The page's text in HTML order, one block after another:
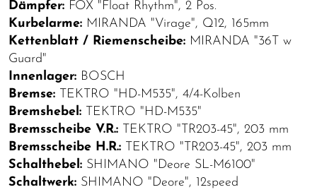
Dämpfer: FOX "Float Rhythm", 2 Pos.
Kurbelarme: MIRANDA "Virage", Q12, 165mm
Kettenblatt / Riemenscheibe: MIRANDA "36T w
Guard"
Innenlager: BOSCH
Bremse: TEKTRO "HD-M535", 4/4-Kolben
Bremshebel: TEKTRO "HD-M535"
Bremsscheibe V.R.: TEKTRO "TR203-45", 203 mm
Bremsscheibe H.R.: TEKTRO "TR203-45", 203 mm
Schalthebel: SHIMANO "Deore SL-M6100"
Schaltwerk: SHIMANO "Deore", 12speed